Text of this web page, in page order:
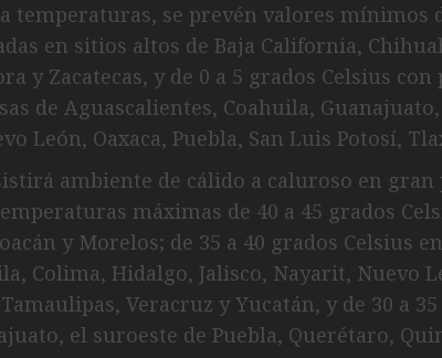
temperaturas, se prevén valores mínimos
en sitios altos de Baja California,
y Zacatecas, y de 0 a 5 grados Celsius
de Aguascalientes, Coahuila,
León, Oaxaca, Puebla, San Luis Potosí,
ambiente de cálido a caluroso en gran
máximas de 40 a 45 grados
y Morelos; de 35 a 40 grados Celsius
Colima, Hidalgo, Jalisco, Nayarit, Nuevo
Veracruz y Yucatán, y de 30 a
el suroeste de Puebla, Querétaro,